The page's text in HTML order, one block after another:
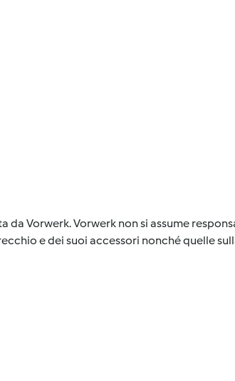
Vorwerk. Vorwerk non si assume
e dei suoi accessori nonché quelle